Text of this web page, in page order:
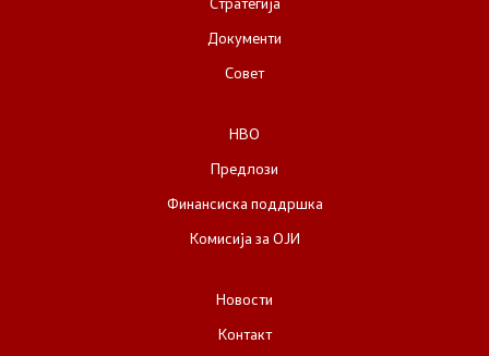
Документи
Совет
НВО
Предлози
Финансиска поддршка
Комисија за ОЈИ
Новости
Контакт